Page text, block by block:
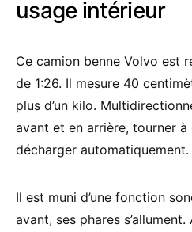
usage intérieur
Ce camion benne Volvo est
de 1:26. Il mesure 40
plus d’un kilo.
avant et en arrière, tourner
décharger automatiquement.
Il est muni d’une fonction
avant, ses phares